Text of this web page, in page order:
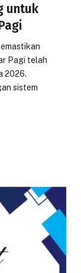
untuk
Pagi telah
2026.
sistem